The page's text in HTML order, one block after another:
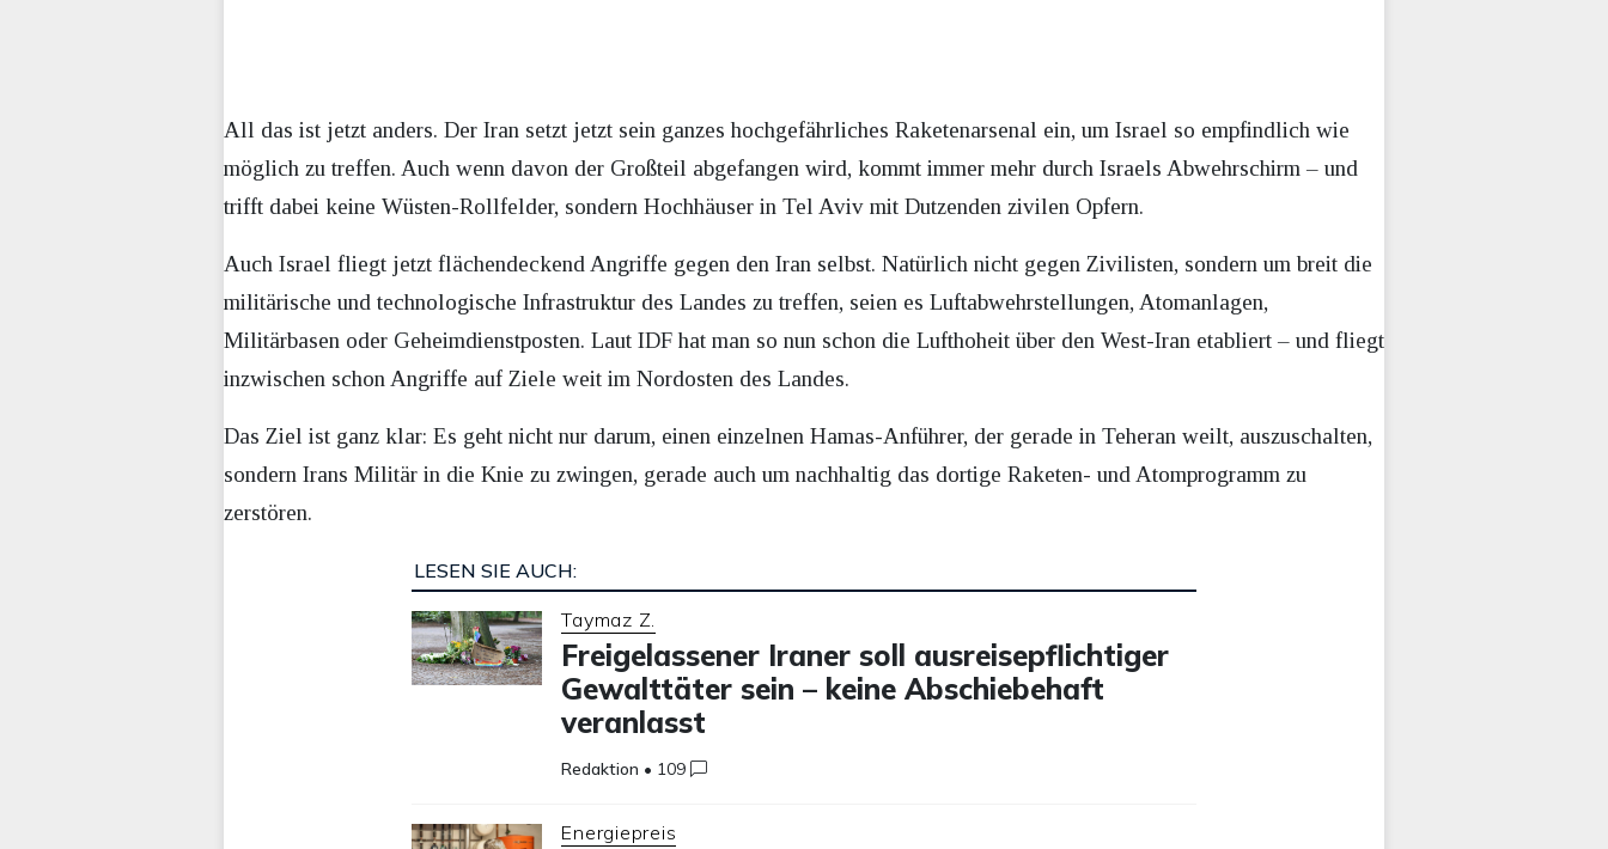
All das ist jetzt anders. Der Iran setzt jetzt sein ganzes hochgefährliches Raketenarsenal ein, um Israel so empfindlich wie
möglich zu treffen. Auch wenn davon der Großteil abgefangen wird, kommt immer mehr durch Israels Abwehrschirm – und
trifft dabei keine Wüsten-Rollfelder, sondern Hochhäuser in Tel Aviv mit Dutzenden zivilen Opfern.
Auch Israel fliegt jetzt flächendeckend Angriffe gegen den Iran selbst. Natürlich nicht gegen Zivilisten, sondern um breit die
militärische und technologische Infrastruktur des Landes zu treffen, seien es Luftabwehrstellungen, Atomanlagen,
Militärbasen oder Geheimdienstposten. Laut IDF hat man so nun schon die Lufthoheit über den West-Iran etabliert – und fliegt
inzwischen schon Angriffe auf Ziele weit im Nordosten des Landes.
Das Ziel ist ganz klar: Es geht nicht nur darum, einen einzelnen Hamas-Anführer, der gerade in Teheran weilt, auszuschalten,
sondern Irans Militär in die Knie zu zwingen, gerade auch um nachhaltig das dortige Raketen- und Atomprogramm zu
zerstören.
LESEN SIE AUCH:
Taymaz Z.
Freigelassener Iraner soll ausreisepflichtiger
Gewalttäter sein – keine Abschiebehaft
veranlasst
Redaktion • 109
Energiepreis